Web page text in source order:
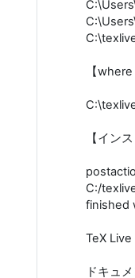
【
【イン
C:/
finished
TeX Live
ドキュ